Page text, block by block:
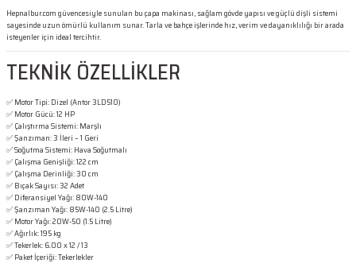
Hepnalbur.com güvencesiyle sunulan bu çapa makinası, sağlam gövde yapısı ve güçlü dişli sistemi
sayesinde uzun ömürlü kullanım sunar. Tarla ve bahçe işlerinde hız, verim ve dayanıklılığı bir arada
isteyenler için ideal tercihtir.
TEKNİK ÖZELLİKLER
✅ Motor Tipi: Dizel (Antor 3LD510)
✅ Motor Gücü: 12 HP
✅ Çalıştırma Sistemi: Marşlı
✅ Şanzıman: 3 İleri – 1 Geri
✅ Soğutma Sistemi: Hava Soğutmalı
✅ Çalışma Genişliği: 122 cm
✅ Çalışma Derinliği: 30 cm
✅ Bıçak Sayısı: 32 Adet
✅ Diferansiyel Yağı: 80W-140
✅ Şanzıman Yağı: 85W-140 (2.5 Litre)
✅ Motor Yağı: 20W-50 (1.5 Litre)
✅ Ağırlık: 195 kg
✅ Tekerlek: 6.00 x 12 / 13
✅ Paket İçeriği: Tekerlekler